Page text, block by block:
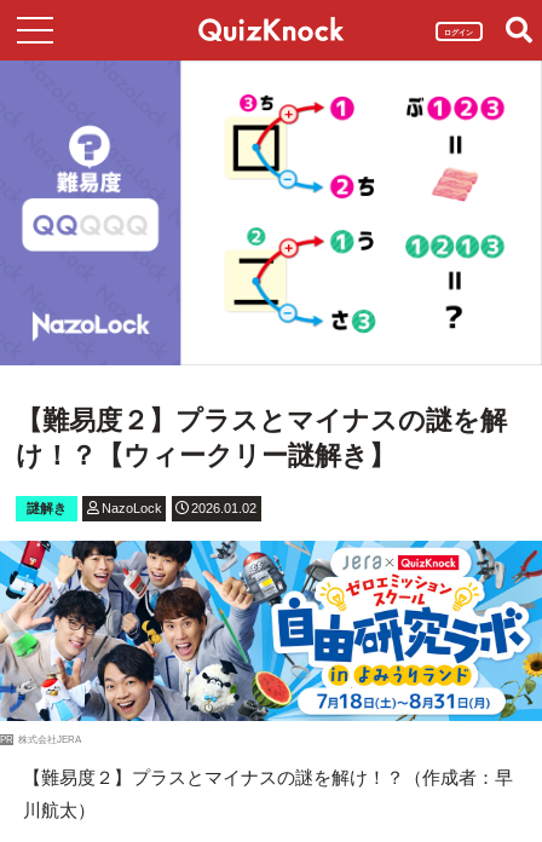
ログイン
【難易度２】プラスとマイナスの謎を解
け！？【ウィークリー謎解き】
謎解き NazoLock 2026.01.02
PR 株式会社JERA
【難易度２】プラスとマイナスの謎を解け！？（作成者：早
川航太）